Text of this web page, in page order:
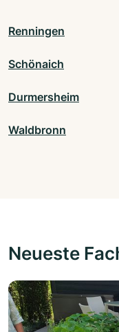
Renningen
Schönaich
Durmersheim
Waldbronn
Neueste